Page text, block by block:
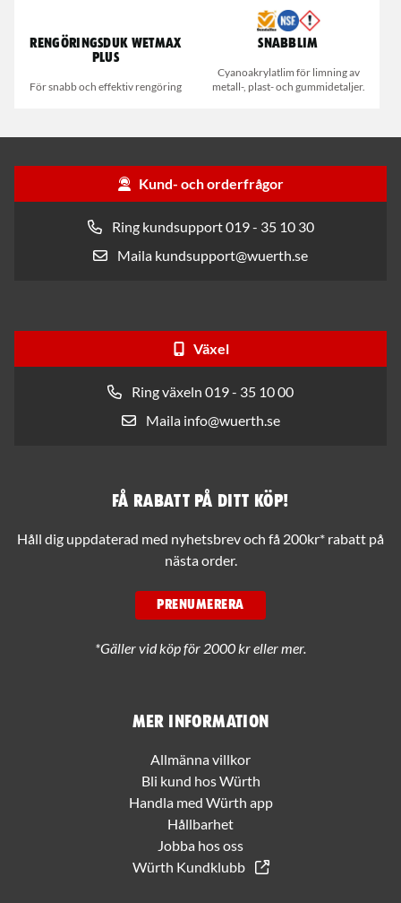
Rengöringsduk Wetmax
Plus
För snabb och effektiv rengöring
Snabblim
Cyanoakrylatlim för limning av
metall-, plast- och gummidetaljer.
Kund- och orderfrågor
Ring kundsupport 019 - 35 10 30
Maila kundsupport@wuerth.se
Växel
Ring växeln 019 - 35 10 00
Maila info@wuerth.se
Mer information
Allmänna villkor
Bli kund hos Würth
Handla med Würth app
Hållbarhet
Jobba hos oss
Würth Kundklubb
Få rabatt på ditt köp!
Håll dig uppdaterad med nyhetsbrev och få 200kr* rabatt på
nästa order.
PRENUMERERA
*Gäller vid köp för 2000 kr eller mer.